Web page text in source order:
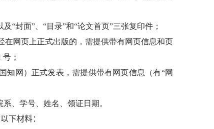
“封面”、“目录”和“论文首页”三张复印件；
网页上正式出版的，需提供带有网页信息和页
号；
知网）正式发表，需提供带有网页信息（有“网
、学号、姓名、领证日期。
下材料：